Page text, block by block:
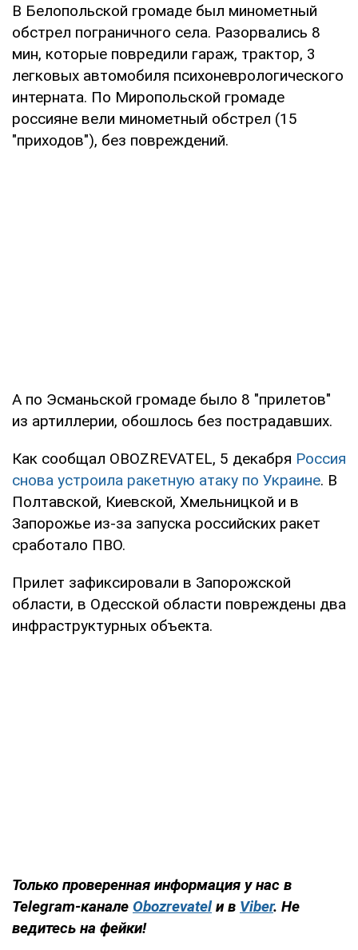
В Белопольской громаде был минометный
обстрел пограничного села. Разорвались 8
мин, которые повредили гараж, трактор, 3
легковых автомобиля психоневрологического
интерната. По Миропольской громаде
россияне вели минометный обстрел (15
"приходов"), без повреждений.
А по Эсманьской громаде было 8 "прилетов"
из артиллерии, обошлось без пострадавших.
Как сообщал OBOZREVATEL, 5 декабря Россия
снова устроила ракетную атаку по Украине. В
Полтавской, Киевской, Хмельницкой и в
Запорожье из-за запуска российских ракет
сработало ПВО.
Прилет зафиксировали в Запорожской
области, в Одесской области повреждены два
инфраструктурных объекта.
Только проверенная информация у нас в
Telegram-канале Obozrevatel и в Viber. Не
ведитесь на фейки!